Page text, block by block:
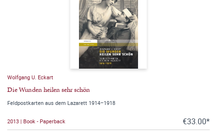
Wolfgang U. Eckart
Die Wunden heilen sehr schön
Feldpostkarten aus dem Lazarett 1914–1918
2013 | Book - Paperback €33.00*